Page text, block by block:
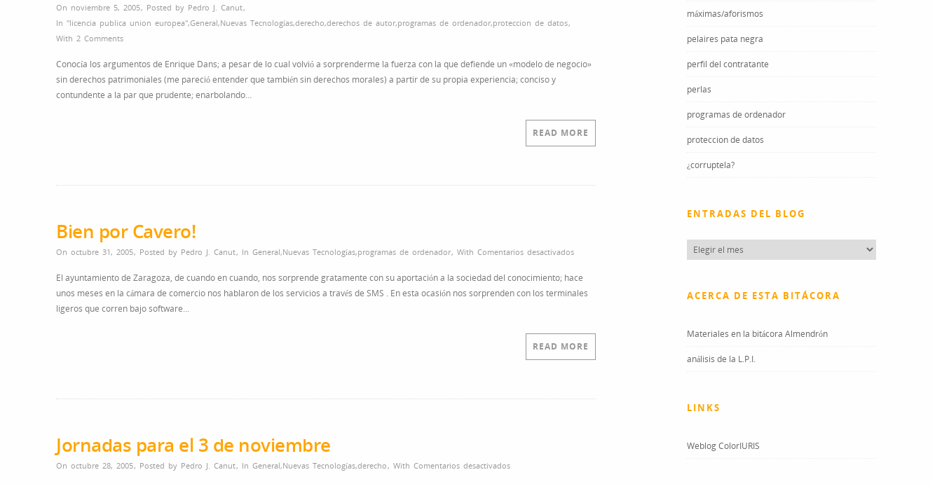
On noviembre 5, 2005, Posted by Pedro J. Canut,
In "licencia publica union europea",General,Nuevas Tecnologías,derecho,derechos de autor,programas de ordenador,proteccion de datos,
With 2 Comments
Conocía los argumentos de Enrique Dans; a pesar de lo cual volvió a sorprenderme la fuerza con la que defiende un «modelo de negocio»
sin derechos patrimoniales (me pareció entender que también sin derechos morales) a partir de su propia experiencia; conciso y
contundente a la par que prudente; enarbolando…
READ MORE
Bien por Cavero!
On octubre 31, 2005, Posted by Pedro J. Canut, In General,Nuevas Tecnologías,programas de ordenador, With Comentarios desactivadosen
por
Cavero!
El ayuntamiento de Zaragoza, de cuando en cuando, nos sorprende gratamente con su aportación a la sociedad del conocimiento; hace
unos meses en la cámara de comercio nos hablaron de los servicios a través de SMS . En esta ocasión nos sorprenden con los terminales
ligeros que corren bajo software…
READ MORE
Jornadas para el 3 de noviembre
On octubre 28, 2005, Posted by Pedro J. Canut, In General,Nuevas Tecnologías,derecho, With Comentarios desactivadosen
máximas/aforismos
pelaires pata negra
perfil del contratante
perlas
programas de ordenador
proteccion de datos
¿corruptela?
ENTRADAS DEL BLOG
Entradas
del
ACERCA DE ESTA BITÁCORA
Materiales en la bitácora Almendrón
análisis de la L.P.I.
LINKS
Weblog ColorIURIS